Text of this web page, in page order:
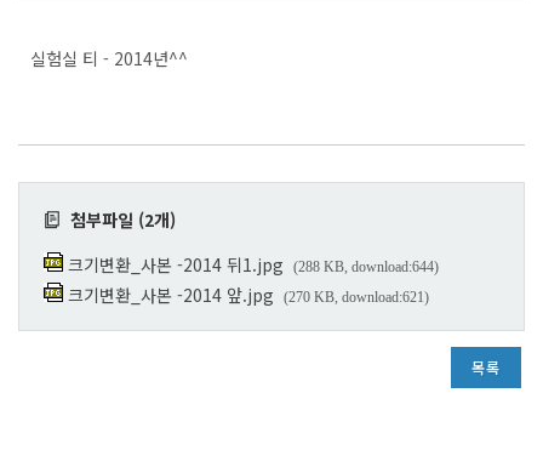
실험실 티 - 2014년^^
첨부파일 (2개)
크기변환_사본 -2014 뒤1.jpg
(288 KB, download:644)
크기변환_사본 -2014 앞.jpg (270 KB, download:621)
목록